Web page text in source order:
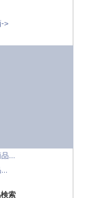
->
...
索